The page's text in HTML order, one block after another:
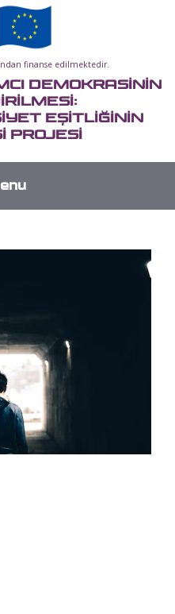
finanse edilmektedir.
DEMOKRASİNİN
EŞİTLİĞİNİN
PROJESİ